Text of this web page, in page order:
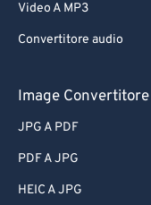
Video A MP3
Convertitore audio
Image Convertitore
JPG A PDF
PDF A JPG
HEIC A JPG